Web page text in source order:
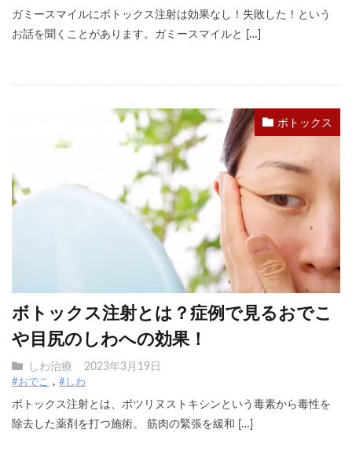
ガミースマイルにボトックス注射は効果なし！失敗した！という
お話を聞くことがあります。ガミースマイルと […]
ボトックス
ボトックス注射とは？症例で見るおでこ
や目尻のしわへの効果！
しわ治療 2023年3月19日
#おでこ #しわ
ボトックス注射とは、ボツリヌストキシンという毒素から毒性を
除去した薬剤を打つ施術。 筋肉の緊張を緩和 […]